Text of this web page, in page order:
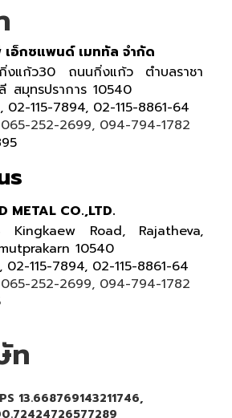
อ็กซแพนด์ เมททัล จำกัด
แก้ว30 ถนนกิ่งแก้ว ตำบลราชา
งพลี สมุทรปราการ 10540
02-115-7894, 02-115-8861-64
252-2699, 094-794-1782
METAL CO.,LTD.
Road, Rajatheva,
10540
02-115-7894, 02-115-8861-64
252-2699, 094-794-1782
ท
13.668769143211746,